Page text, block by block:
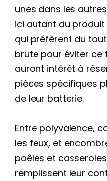
unes dans les
ici autant du produit
qui préfèrent du
brute pour éviter ce
auront intérêt à
pièces spécifiques
de leur batterie.
Entre polyvalence,
les feux, et
poêles et
remplissent leur